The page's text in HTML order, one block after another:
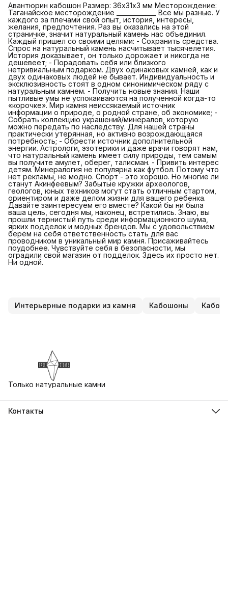
Авантюрин кабошон Размер: 36х31х3 мм Месторождение:
Таганайское месторождение _____________ Все мы разные. У
каждого за плечами свой опыт, история, интересы,
желания, предпочтения. Раз вы оказались на этой
страничке, значит натуральный камень нас объединил.
Каждый пришел со своими целями: - Сохранить средства.
Спрос на натуральный камень насчитывает тысячелетия.
История доказывает, он только дорожает и никогда не
дешевеет; - Порадовать себя или близкого
нетривиальным подарком. Двух одинаковых камней, как и
двух одинаковых людей не бывает. Индивидуальность и
эксклюзивность стоят в одном синонимическом ряду с
натуральным камнем. - Получить новые знания. Наши
пытливые умы не успокаиваются на полученной когда-то
«корочке». Мир камня неиссякаемый источник
информации о природе, о родной стране, об экономике; -
Собрать коллекцию украшений/минералов, которую
можно передать по наследству. Для нашей страны
практически утерянная, но активно возрождающаяся
потребность; - Обрести источник дополнительной
энергии. Астрологи, эзотерики и даже врачи говорят нам,
что натуральный камень имеет силу природы, тем самым
вы получите амулет, оберег, талисман. - Привить интерес
детям. Минералогия не популярна как футбол. Потому что
нет рекламы, не модно. Спорт - это хорошо. Но многие ли
станут Акинфеевым? Забытые кружки археологов,
геологов, юных техников могут стать отличным стартом,
ориентиром и даже делом жизни для вашего ребенка.
Давайте заинтересуем его вместе? Какой бы ни была
ваша цель, сегодня мы, наконец, встретились. Знаю, вы
прошли тернистый путь среди информационного шума,
ярких подделок и модных брендов. Мы с удовольствием
берём на себя ответственность стать для вас
проводником в уникальный мир камня. Присаживайтесь
поудобнее. Чувствуйте себя в безопасности, мы
оградили свой магазин от подделок. Здесь их просто нет.
Ни одной.
Интерьерные подарки из камня Кабошоны
Только натуральные камни
Контакты